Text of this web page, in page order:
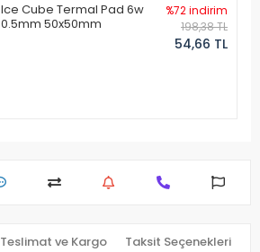
Ice Cube Termal Pad 6w
0.5mm 50x50mm
%72 indirim
198,38 TL
54,66 TL
Teslimat ve Kargo Taksit Seçenekleri